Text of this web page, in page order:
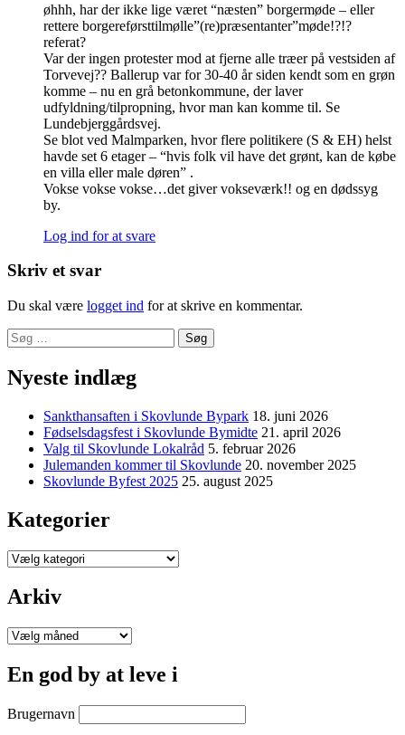
øhhh, har der ikke lige været “næsten” borgermøde – eller
rettere borgereførsttilmølle”(re)præsentanter”møde!?!?
referat?
Var der ingen protester mod at fjerne alle træer på vestsiden af
Torvevej?? Ballerup var for 30-40 år siden kendt som en grøn
komme – nu en grå betonkommune, der laver
udfyldning/tilpropning, hvor man kan komme til. Se
Lundebjerggårdsvej.
Se blot ved Malmparken, hvor flere politikere (S & EH) helst
havde set 6 etager – “hvis folk vil have det grønt, kan de købe
en villa eller male døren” .
Vokse vokse vokse…det giver vokseværk!! og en dødssyg
by.
Log ind for at svare
Skriv et svar
Du skal være logget ind for at skrive en kommentar.
Søg
efter:
Nyeste indlæg
Sankthansaften i Skovlunde Bypark 18. juni 2026
Fødselsdagsfest i Skovlunde Bymidte 21. april 2026
Valg til Skovlunde Lokalråd 5. februar 2026
Julemanden kommer til Skovlunde 20. november 2025
Skovlunde Byfest 2025 25. august 2025
Kategorier
Kategorier
Arkiv
Arkiv
En god by at leve i
Brugernavn